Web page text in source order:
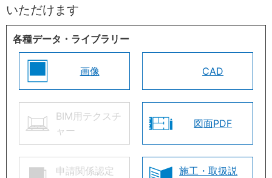
いただけます
各種データ・ライブラリー
画像 CAD
BIM用テクスチ
ャー
図面PDF
申請関係認定
施工・取扱説